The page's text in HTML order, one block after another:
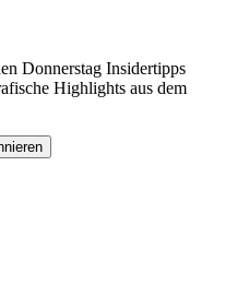
Donnerstag Insidertipps
Highlights aus dem